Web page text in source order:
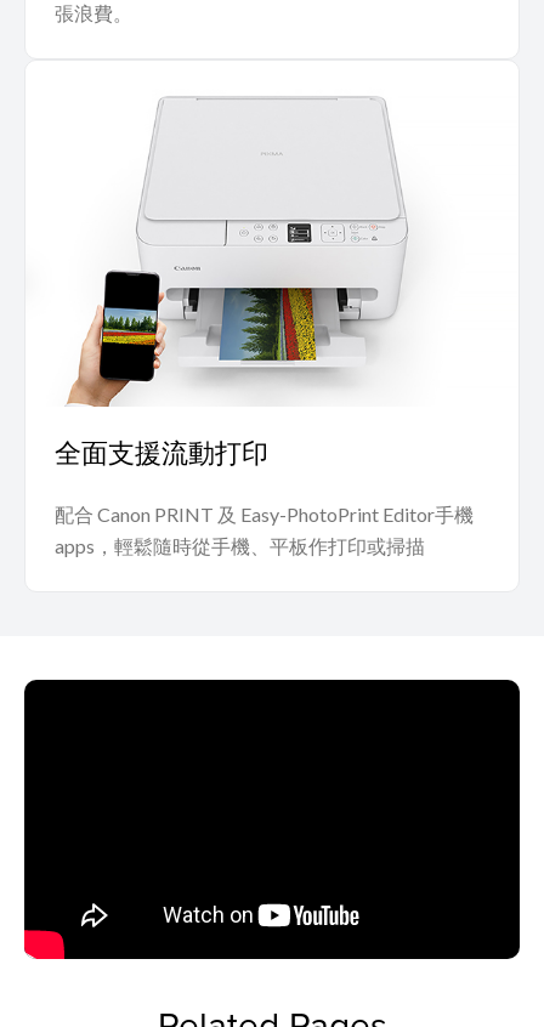
張浪費。
全面支援流動打印
配合 Canon PRINT 及 Easy-PhotoPrint Editor手機
apps，輕鬆隨時從手機、平板作打印或掃描